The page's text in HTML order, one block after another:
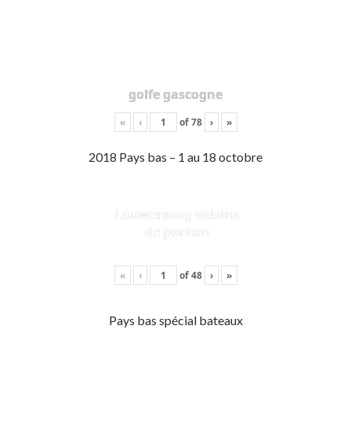
golfe gascogne
« ‹ of78 › »
2018 Pays bas – 1 au 18 octobre
Lauwersoog voisins
de ponton
« ‹ of48 › »
Pays bas spécial bateaux